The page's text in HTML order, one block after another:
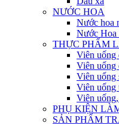
NƯỚC HOA
Nước hoa
Nước
THỰC PHẨM
Viên uống
Viên uống
Viên uống
Viên uống
Viên
PHỤ KIỆN
SẢN PHẨM